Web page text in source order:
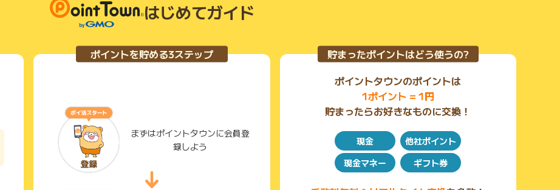
はじめてガイド
ポイントを貯める3ステップ
まずはポイントタウンに会員登
録しよう
貯まったポイントはどう使うの?
ポイントタウンのポイントは
1ポイント = 1円
貯まったらお好きなものに交換！
現金
他社ポイント
現金マネー
ギフト券